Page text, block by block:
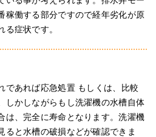
稼働する部分ですので経年劣化が原
症状です。
であれば応急処置 もしくは、比較
しかしながらもし洗濯機の水槽自体
は、完全に寿命となります。洗濯機
ると水槽の破損などが確認できま